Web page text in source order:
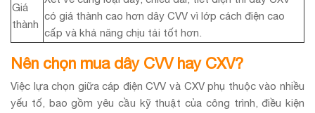
Giá
thành
có giá thành cao hơn dây CVV vì lớp cách điện cao
cấp và khả năng chịu tải tốt hơn.
Nên chọn mua dây CVV hay CXV?
Việc lựa chọn giữa cáp điện CVV và CXV phụ thuộc vào nhiều
yếu tố, bao gồm yêu cầu kỹ thuật của công trình, điều kiện